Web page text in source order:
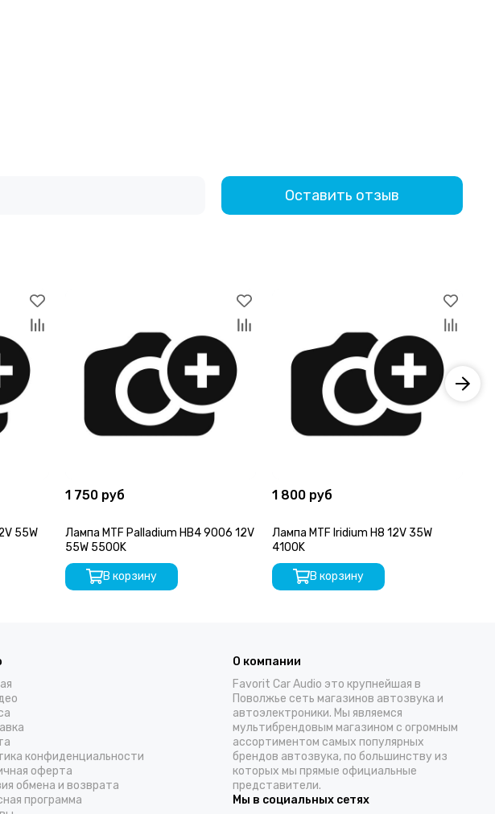
Оставить отзыв
55W
1 750 руб
Лампа MTF Palladium HB4 9006 12V
55W 5500K
В корзину
1 800 руб
Лампа MTF Iridium H8 12V 35W
4100K
В корзину
конфиденциальности
оферта
обмена и возврата
программа
О компании
Favorit Car Audio это крупнейшая в
Поволжье сеть магазинов автозвука и
автоэлектроники. Мы являемся
мультибрендовым магазином с огромным
ассортиментом самых популярных
брендов автозвука, по большинству из
которых мы прямые официальные
представители.
Мы в социальных сетях